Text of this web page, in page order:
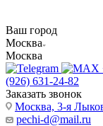
Ваш город
Москва
Москва
(926) 631-24-82
Заказать звонок
Москва, 3-я
pechi-d@mail.ru